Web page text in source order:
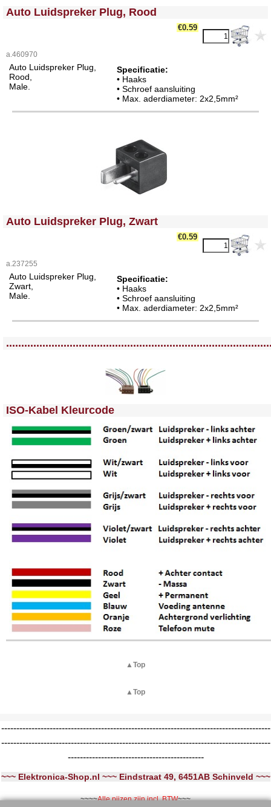
<!-- MakeFullWidth0 --><!-- MakeFullWidth1 --><!-- MakeFullWidth2 --><!-- MakeFullWidth3 --><!-- MakeFullWidth4 --><!-- MakeFullWidth5 --><!-- MakeFullWidth6 --><!-- MakeFullWidth7 --><!-- MakeFullWidth8 --><!-- MakeFullWidth9 --><!-- MakeFullWidth10 --><!-- MakeFullWidth11 --><!-- MakeFullWidth12 --><!-- MakeFullWidth13 --><!-- MakeFullWidth14 --><!-- MakeFullWidth15 --><!-- MakeFullWidth16 --><!-- MakeFullWidth17 --><!-- MakeFullWidth18 --><!-- MakeFullWidth19 -->
Auto Luidspreker Plug, Rood
€0.59
a.460970
Auto Luidspreker Plug,
Rood,
Male.
Specificatie:
• Haaks
• Schroef aansluiting
• Max. aderdiameter: 2x2,5mm²
<!-- MakeFullWidth0 --><!-- MakeFullWidth1 --><!-- MakeFullWidth2 --><!-- MakeFullWidth3 --><!-- MakeFullWidth4 --><!-- MakeFullWidth5 --><!-- MakeFullWidth6 --><!-- MakeFullWidth7 --><!-- MakeFullWidth8 --><!-- MakeFullWidth9 --><!-- MakeFullWidth10 --><!-- MakeFullWidth11 --><!-- MakeFullWidth12 --><!-- MakeFullWidth13 --><!-- MakeFullWidth14 --><!-- MakeFullWidth15 --><!-- MakeFullWidth16 --><!-- MakeFullWidth17 --><!-- MakeFullWidth18 --><!-- MakeFullWidth19 -->
Auto Luidspreker Plug, Zwart
€0.59
a.237255
Auto Luidspreker Plug,
Zwart,
Male.
Specificatie:
• Haaks
• Schroef aansluiting
• Max. aderdiameter: 2x2,5mm²
<!-- MakeFullWidth0 --><!-- MakeFullWidth1 --><!-- MakeFullWidth2 --><!-- MakeFullWidth3 --><!-- MakeFullWidth4 --><!-- MakeFullWidth5 --><!-- MakeFullWidth6 --><!-- MakeFullWidth7 --><!-- MakeFullWidth8 --><!-- MakeFullWidth9 --><!-- MakeFullWidth10 --><!-- MakeFullWidth11 --><!-- MakeFullWidth12 --><!-- MakeFullWidth13 --><!-- MakeFullWidth14 --><!-- MakeFullWidth15 --><!-- MakeFullWidth16 --><!-- MakeFullWidth17 --><!-- MakeFullWidth18 --><!-- MakeFullWidth19 -->
ISO-Kabel Kleurcode
▲Top
▲Top
-----------------------------------------------------------------------------------------
-----------------------------------------------------------------------------------------
---------------------------------------------
~~~ Elektronica-Shop.nl ~~~ Eindstraat 49, 6451AB Schinveld ~~~
~~~~Alle pijzen zijn incl. BTW~~~